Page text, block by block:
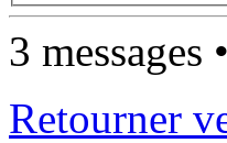
3 messages
Retourner